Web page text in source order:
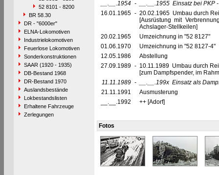
52 8101 - 8200
BR 58.30
DR - "6000er"
ELNA-Lokomotiven
Industrielokomotiven
Feuerlose Lokomotiven
Sonderkonstruktionen
SAAR (1920 - 1935)
DB-Bestand 1968
DR-Bestand 1970
Auslandsbestände
Lokbestandslisten
Erhaltene Fahrzeuge
Zerlegungen
__.__.1954 - __.__.1955 Einsatz bei PKP
16.01.1965 - 20.02.1965 Umbau durch
[Ausrüstung mit
Achslager-Stellkeilen]
20.02.1965
Umzeichnung in "52 8127"
01.06.1970
Umzeichnung in "52 8127-4"
12.05.1986
Abstellung
27.09.1989 - 10.11.1989 Umbau durch
[zum Dampfspender, im
11.11.1989 - __.__.199x Einsatz als
21.11.1991
Ausmusterung
__.__.1992
++ [Adorf]
Fotos